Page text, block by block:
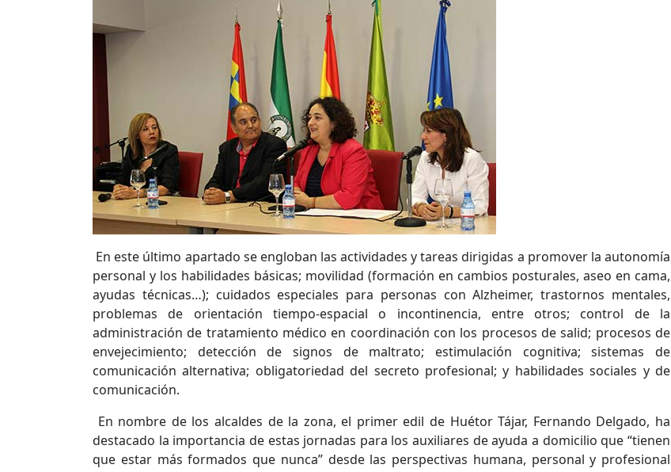
En este último apartado se engloban las actividades y tareas dirigidas a promover la autonomía
personal y los habilidades básicas; movilidad (formación en cambios posturales, aseo en cama,
ayudas técnicas…); cuidados especiales para personas con Alzheimer, trastornos mentales,
problemas de orientación tiempo-espacial o incontinencia, entre otros; control de la
administración de tratamiento médico en coordinación con los procesos de salid; procesos de
envejecimiento; detección de signos de maltrato; estimulación cognitiva; sistemas de
comunicación alternativa; obligatoriedad del secreto profesional; y habilidades sociales y de
comunicación.
En nombre de los alcaldes de la zona, el primer edil de Huétor Tájar, Fernando Delgado, ha
destacado la importancia de estas jornadas para los auxiliares de ayuda a domicilio que “tienen
que estar más formados que nunca” desde las perspectivas humana, personal y profesional